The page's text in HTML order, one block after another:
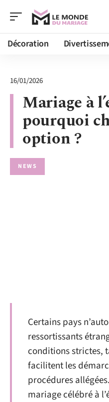
Décoration
16/01/2026
Mariage à
pourquoi
option ?
NEWS
Certains pays
ressortissants
conditions strictes,
facilitent les
procédures
mariage célébré à